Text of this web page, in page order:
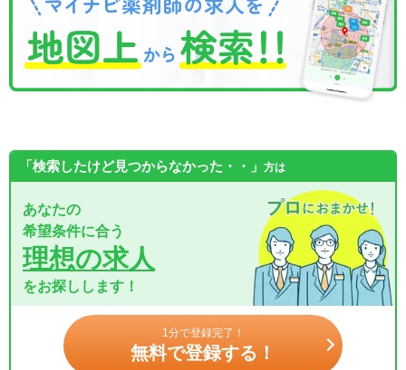
「検索したけど見つからなかった・・」 方は
あなたの
希望条件に合う
理想の求人
をお探しします！
1分で登録完了！
無料で登録する！